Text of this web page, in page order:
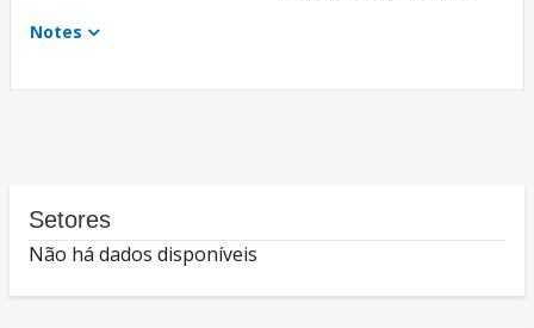
Notes
Setores
Não há dados disponíveis